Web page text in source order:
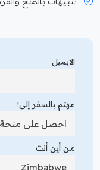
الايميل
مهتم بالسفر إلى!
من أين أنت